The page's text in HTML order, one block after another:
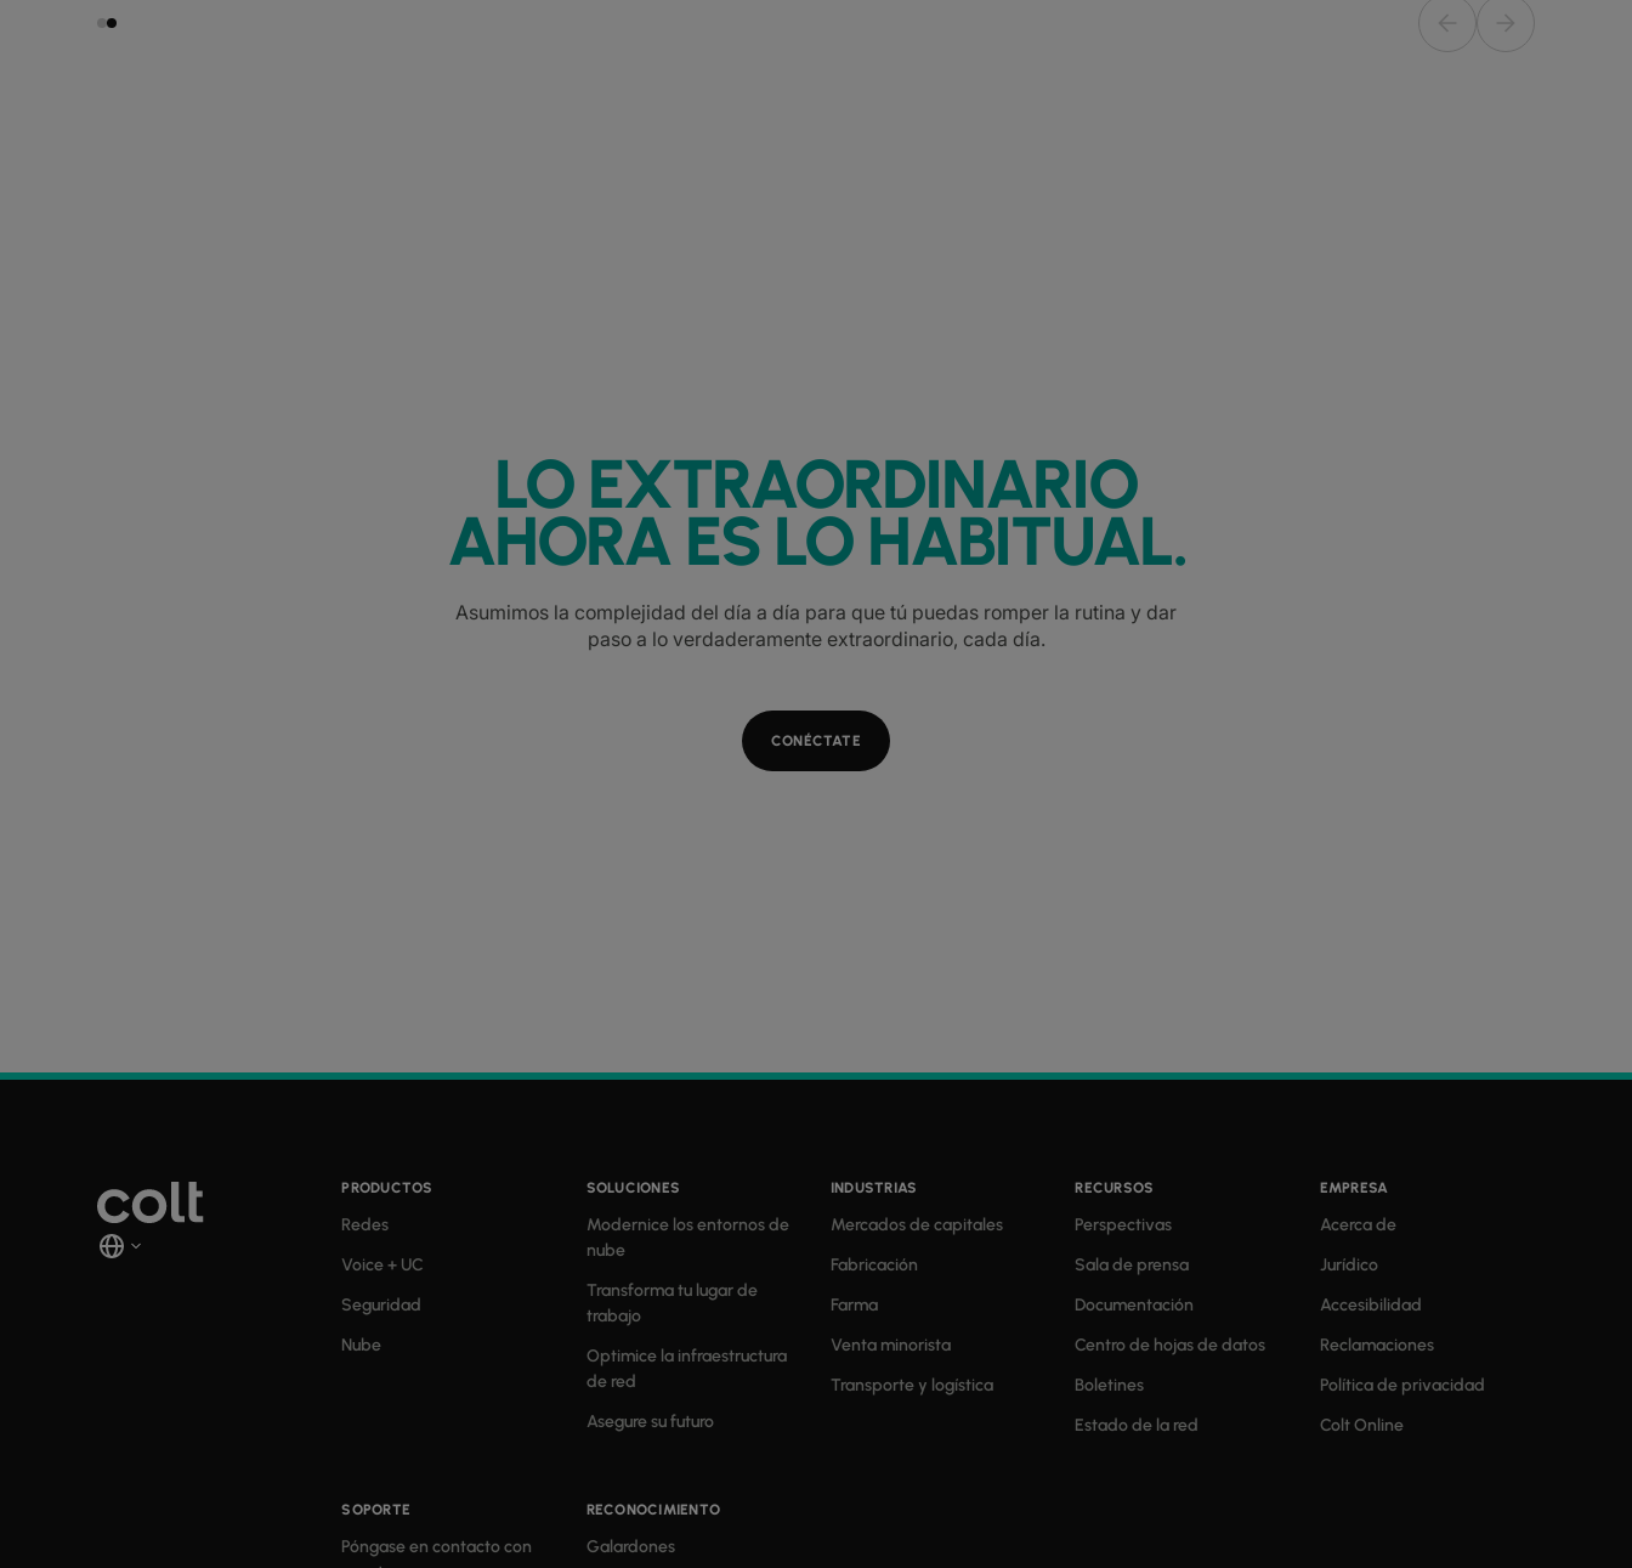
LO EXTRAORDINARIO
AHORA ES LO HABITUAL.
Asumimos la complejidad del día a día para que tú puedas romper la rutina y dar
paso a lo verdaderamente extraordinario, cada día.
CONÉCTATE
PRODUCTOS
Redes
Voice + UC
Seguridad
Nube
SOLUCIONES
Modernice los entornos de
nube
Transforma tu lugar de
trabajo
Optimice la infraestructura
de red
Asegure su futuro
INDUSTRIAS
Mercados de capitales
Fabricación
Farma
Venta minorista
Transporte y logística
RECURSOS
Perspectivas
Sala de prensa
Documentación
Centro de hojas de datos
Boletines
Estado de la red
EMPRESA
Acerca de
Jurídico
Accesibilidad
Reclamaciones
Política de privacidad
Colt Online
SOPORTE
Póngase en contacto con
RECONOCIMIENTO
Galardones